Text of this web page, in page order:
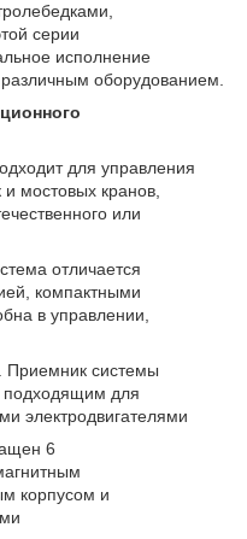
серии
исполнение
оборудованием.
для управления
мостовых кранов,
или
отличается
компактными
в управлении,
Приемник системы
подходящим для
электродвигателями
6
корпусом и